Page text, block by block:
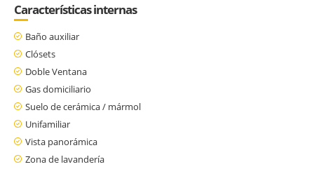
Características internas
Baño auxiliar
Clósets
Doble Ventana
Gas domiciliario
Suelo de cerámica / mármol
Unifamiliar
Vista panorámica
Zona de lavandería